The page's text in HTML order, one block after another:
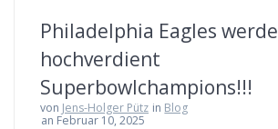
Philadelphia Eagles
hochverdient
Superbowlchampions!!!
von Jens-Holger Pütz in Blog
an Februar 10, 2025